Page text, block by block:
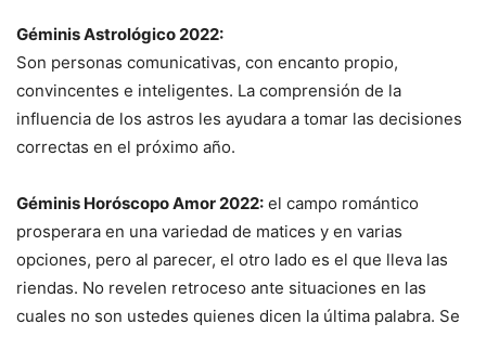
Géminis Astrológico 2022:
Son personas comunicativas, con encanto propio,
convincentes e inteligentes. La comprensión de la
influencia de los astros les ayudara a tomar las decisiones
correctas en el próximo año.
Géminis Horóscopo Amor 2022: el campo romántico
prosperara en una variedad de matices y en varias
opciones, pero al parecer, el otro lado es el que lleva las
riendas. No revelen retroceso ante situaciones en las
cuales no son ustedes quienes dicen la última palabra. Se